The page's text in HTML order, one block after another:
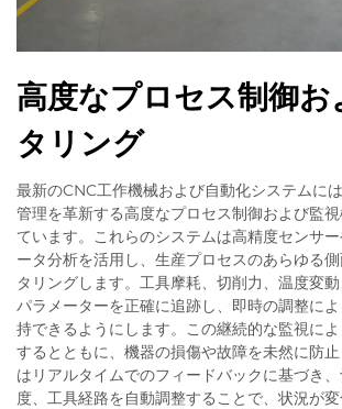
高度なプロセス制御お
タリング
最新のCNC工作機械および自動化システムに
管理を革新する高度なプロセス制御および監
ています。これらのシステムは高精度センサ
ータ分析を活用し、生産プロセスのあらゆる
タリングします。工具摩耗、切削力、温度変
パラメーターを正確に追跡し、即時の調整に
持できるようにします。この継続的な監視に
するとともに、機器の損傷や故障を未然に防
はリアルタイムでのフィードバックに基づき
度、工具経路を自動調整することで、状況が